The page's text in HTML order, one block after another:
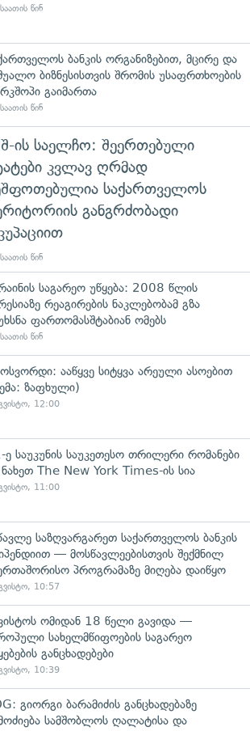
წინ
ბანკის ორგანიზებით, მცირე და
ბიზნესისთვის შრომის უსაფრთხოების
გაიმართა
წინ
ის საელჩო: შეერთებული
კვლავ ღრმად
საქართველოს
განგრძობადი
წინ
საგარეო უწყება: 2008 წლის
რეაგირების ნაკლებობამ გზა
ფართომასშტაბიან ომებს
წინ
ააწყვე სიტყვა არეული ასოებით
ზაფხული)
12:00
ე საუკუნის საუკეთესო თრილერი რომანები
The New York Times-ის სია
11:00
საზღვარგარეთ საქართველოს ბანკის
— მოსწავლეებისთვის შექმნილ
პროგრამაზე მიღება დაიწყო
10:57
ომიდან 18 წელი გავიდა —
სახელმწიფოების საგარეო
განცხადებები
10:39
გიორგი ბარამიძის განცხადებაზე
სამშობლოს ღალატისა და